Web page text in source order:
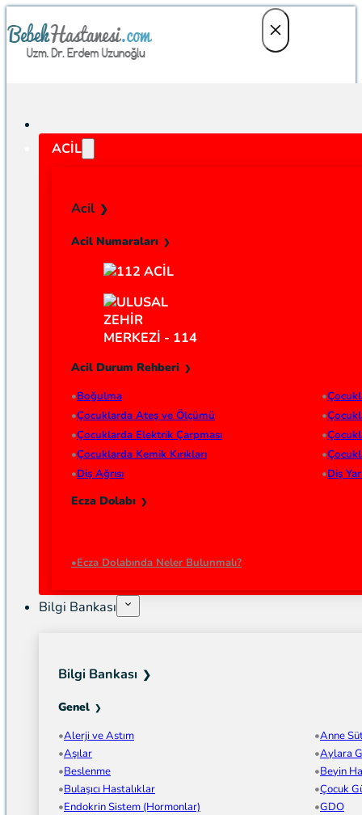
ACIL
Acil
Acil Numaraları
Acil Durum Rehberi
Boğulma
Çocuklarda Ateş ve Ölçümü
Çocuklarda Elektrik Çarpması
Çocuklarda Kemik Kırıkları
Diş Ağrısı
Diş
Ecza Dolabı
Ecza Dolabında Neler Bulunmalı?
Bilgi Bankası
Bilgi Bankası
Genel
Alerji ve Astım
Anne
Aşılar
Aylara
Beslenme
Beyin
Bulaşıcı Hastalıklar
Çocuk
Endokrin Sistem (Hormonlar)
GDO